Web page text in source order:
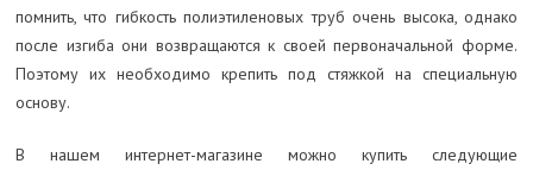
помнить, что гибкость полиэтиленовых труб очень высока, однако
после изгиба они возвращаются к своей первоначальной форме.
Поэтому их необходимо крепить под стяжкой на специальную
основу.
В нашем интернет-магазине можно купить следующие